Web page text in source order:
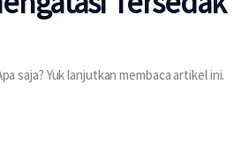
saja? Yuk lanjutkan membaca artikel ini.